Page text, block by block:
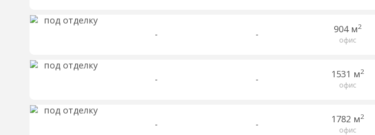
- - 904 м2
офис
- - 1531 м2
офис
- - 1782 м2
офис